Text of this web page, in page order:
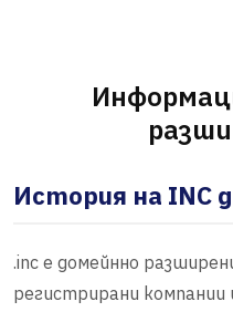
История на INC
.inc е домейнно
регистрирани компании